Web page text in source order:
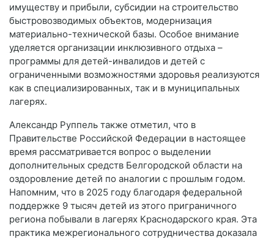
имуществу и прибыли, субсидии на строительство
быстровозводимых объектов, модернизация
материально-технической базы. Особое внимание
уделяется организации инклюзивного отдыха –
программы для детей-инвалидов и детей с
ограниченными возможностями здоровья реализуются
как в специализированных, так и в муниципальных
лагерях.
Александр Руппель также отметил, что в
Правительстве Российской Федерации в настоящее
время рассматривается вопрос о выделении
дополнительных средств Белгородской области на
оздоровление детей по аналогии с прошлым годом.
Напомним, что в 2025 году благодаря федеральной
поддержке 9 тысяч детей из этого приграничного
региона побывали в лагерях Краснодарского края. Эта
практика межрегионального сотрудничества доказала